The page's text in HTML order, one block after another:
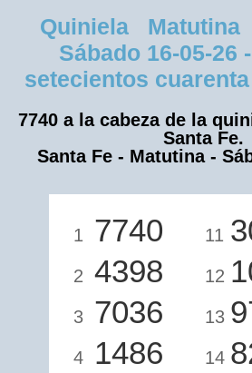
Quiniela Matutina
Sábado 16-05-26
setecientos
7740 a la cabeza de la
Santa Fe.
Santa Fe - Matutina -
1 7740
2 4398
3 7036
4 1486
11
12
13
14